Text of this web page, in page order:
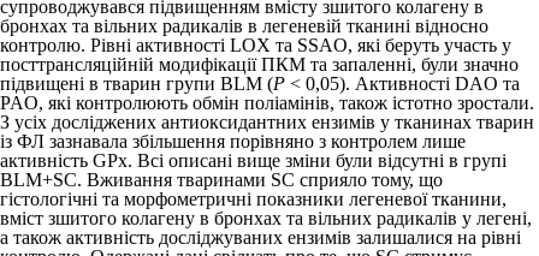
супроводжувався підвищенням вмісту зшитого колагену в
бронхах та вільних радикалів в легеневій тканині відносно
контро­лю. Рівні активності LOX та SSAO, які беруть участь у
посттрансляційній модифікації ПКМ та запаленні, були значно
підвищені в тварин групи BLM (P < 0,05). Активності DAO та
PAO, які контролюють обмін поліамінів, також істотно зростали.
З усіх досліджених антиоксидантних ензимів у тканинах тварин
із ФЛ зазнавала збільшення порівняно з контролем лише
активність GPx. Всі описані вище зміни були відсутні в групі
BLM+SC. Вживання тваринами SC сприяло тому, що
гістологічні та морфометричні показники легеневої тканини,
вміст зшитого колагену в бронхах та вільних радикалів у легені,
а також активність досліджуваних ензимів залишалися на рівні